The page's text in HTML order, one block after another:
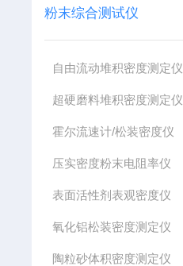
粉末综合测试仪
自由流动堆积密度测定仪
超硬磨料堆积密度测定仪
霍尔流速计/松装密度仪
压实密度粉末电阻率仪
表面活性剂表观密度仪
氧化铝松装密度测定仪
陶粒砂体积密度测定仪